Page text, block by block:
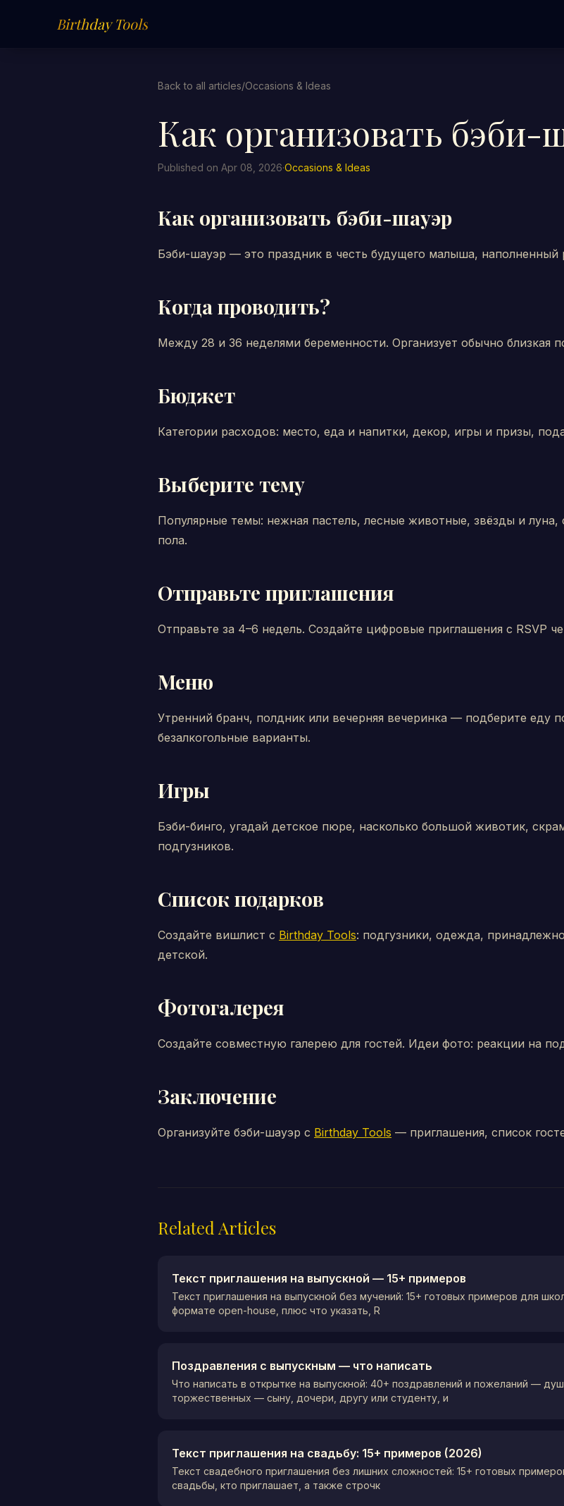
Birthday Tools
Back to all articles/Occasions & Ideas
Как организовать бэби-
Published on Apr 08, 2026·Occasions & Ideas
Как организовать бэби-шауэр
Бэби-шауэр — это праздник в честь будущего малыша, наполненный
Когда проводить?
Между 28 и 36 неделями беременности. Организует обычно близкая
Бюджет
Категории расходов: место, еда и напитки, декор, игры и призы,
Выберите тему
Популярные темы: нежная пастель, лесные животные, звёзды и
пола.
Отправьте приглашения
Отправьте за 4–6 недель. Создайте цифровые приглашения с RSVP
Меню
Утренний бранч, полдник или вечерняя вечеринка — подберите еду
безалкогольные варианты.
Игры
Бэби-бинго, угадай детское пюре, насколько большой животик,
подгузников.
Список подарков
Создайте вишлист с Birthday Tools: подгузники, одежда,
детской.
Фотогалерея
Создайте совместную галерею для гостей. Идеи фото: реакции на
Заключение
Организуйте бэби-шауэр с Birthday Tools — приглашения, список
Related Articles
Текст приглашения на выпускной — 15+ примеров
Текст приглашения на выпускной без мучений: 15+ готовых примеров для
формате open-house, плюс что указать, R
Поздравления с выпускным — что написать
Что написать в открытке на выпускной: 40+ поздравлений и пожеланий —
торжественных — сыну, дочери, другу или студенту, и
Текст приглашения на свадьбу: 15+ примеров (2026)
Текст свадебного приглашения без лишних сложностей: 15+ готовых
свадьбы, кто приглашает, а также строчк